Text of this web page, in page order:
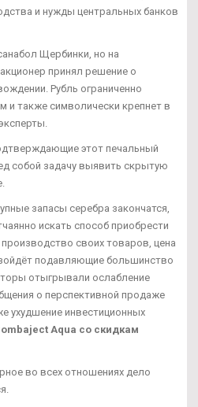
и нужды центральных банков
Щербинки, но на
принял решение о
Рубль ограниченно
и также символически крепнет в
этот печальный
собой задачу выявить скрытую
запасы серебра закончатся,
искать способ приобрести
своих товаров, цена
подавляющие большинство
отыгрывали ослабление
о перспективной продаже
ухудшение инвестиционных
Aqua со скидкам
во всех отношениях дело